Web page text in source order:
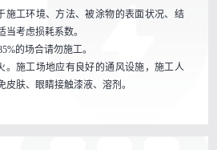
施工环境、方法、被涂物的表面状况、结
考虑损耗系数。
的场合请勿施工。
。施工场地应有良好的通风设施，施工人
肤、眼睛接触漆液、溶剂。